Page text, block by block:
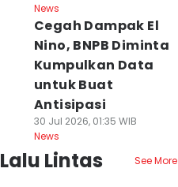
News
Cegah Dampak El
Nino, BNPB Diminta
Kumpulkan Data
untuk Buat
Antisipasi
30 Jul 2026, 01:35 WIB
News
Lintas See More